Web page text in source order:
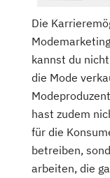
Die
kannst du
die Mode
hast zudem
für die
betreiben,
arbeiten, die